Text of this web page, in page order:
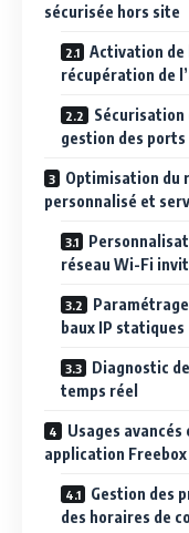
sécurisée hors site
Activation
récupération de
Sécurisation
gestion des ports
Optimisation du
personnalisé et
réseau Wi-Fi
baux IP statiques
Diagnostic
temps réel
Usages
application Freebox
Gestion des
des horaires de